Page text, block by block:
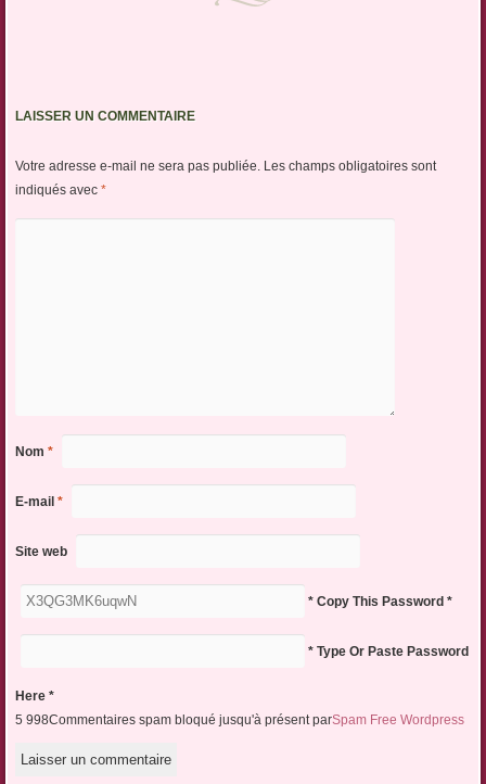
LAISSER UN COMMENTAIRE
Votre adresse e-mail ne sera pas publiée. Les champs obligatoires sont
indiqués avec *
Nom *
E-mail *
Site web
* Copy This Password *
* Type Or Paste Password
Here *
5 998Commentaires spam bloqué jusqu'à présent parSpam Free Wordpress